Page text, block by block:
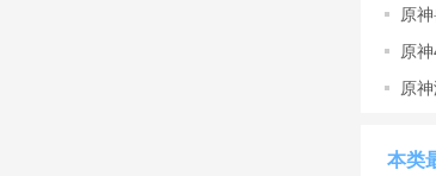
原
原
原
本类